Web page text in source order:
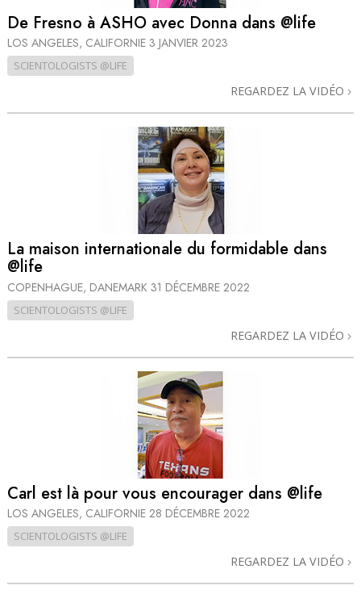
De Fresno à ASHO avec Donna dans @life
LOS ANGELES, CALIFORNIE 3 JANVIER 2023
SCIENTOLOGISTS @LIFE
REGARDEZ LA VIDÉO
La maison internationale du formidable dans
@life
COPENHAGUE, DANEMARK 31 DÉCEMBRE 2022
SCIENTOLOGISTS @LIFE
REGARDEZ LA VIDÉO
Carl est là pour vous encourager dans @life
LOS ANGELES, CALIFORNIE 28 DÉCEMBRE 2022
SCIENTOLOGISTS @LIFE
REGARDEZ LA VIDÉO